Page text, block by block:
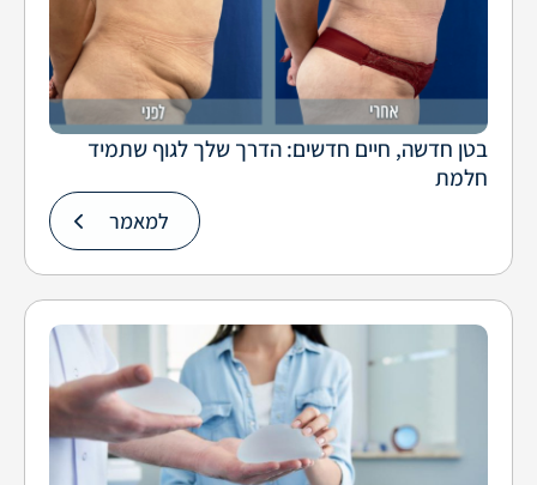
בטן חדשה, חיים חדשים: הדרך שלך לגוף שתמיד
חלמת
למאמר